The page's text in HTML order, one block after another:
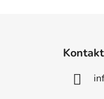
Kontakt